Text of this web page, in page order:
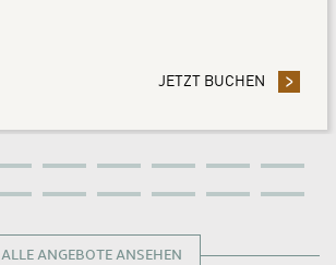
JETZT BUCHEN - DURCH
ALLE ANGEBOTE ANSEHEN